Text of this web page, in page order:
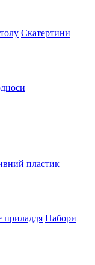
Скатертини
пластик
приладдя Набори